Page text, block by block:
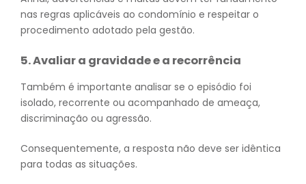
nas regras aplicáveis ao condomínio e respeitar o
procedimento adotado pela gestão.
5. Avaliar a gravidade e a recorrência
Também é importante analisar se o episódio foi
isolado, recorrente ou acompanhado de ameaça,
discriminação ou agressão.
Consequentemente, a resposta não deve ser idêntica
para todas as situações.